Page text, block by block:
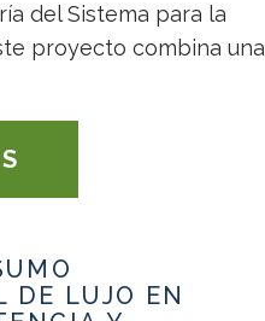
del Sistema para la
proyecto combina una
DE LUJO EN